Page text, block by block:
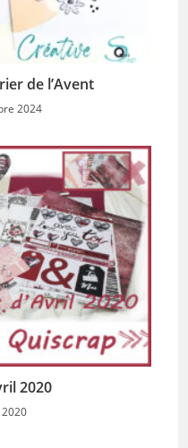
de l’Avent
2024
2020